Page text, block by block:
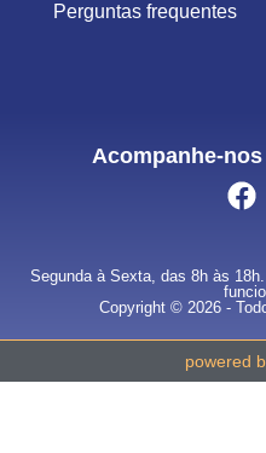
Perguntas frequentes
Acompanhe-
Segunda à Sexta, das 8h às
Copyright © 2026 -
powered